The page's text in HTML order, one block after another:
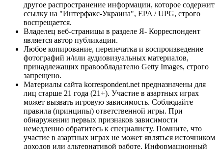
другое распространение информации, которое содержит
ссылку на "Интерфакс-Украина", EPA / UPG, строго
воспрещается.
Владелец веб-страницы в разделе Я- Корреспондент
является автор публикации.
Любое копирование, перепечатка и воспроизведение
фотографий и/или аудиовизуальных материалов,
принадлежащих правообладателю Getty Images, строго
запрещено.
Материалы сайта korrespondent.net предназначены для
лиц старше 21 года (21+). Участие в азартных играх
может вызвать игровую зависимость. Соблюдайте
правила (принципы) ответственной игры. При
обнаружении первых признаков зависимости
немедленно обратитесь к специалисту. Помните, что
участие в азартных играх не может являться источником
доходов или альтернативой работе. Информационный